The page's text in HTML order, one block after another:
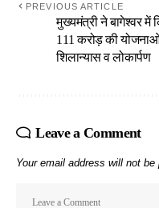
PREVIOUS ARTICLE
मुख्यमंत्री ने बागेश्वर में
111 करोड़ की
शिलान्यास व लोकार्पण
Leave a Comment
Your email address will not be